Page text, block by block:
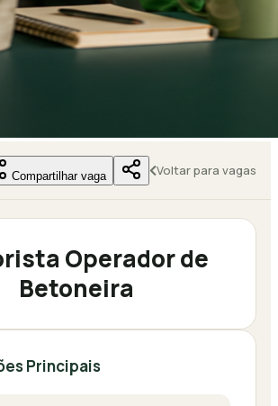
Compartilhar vaga Voltar para vagas
Operador de
Betoneira
Principais